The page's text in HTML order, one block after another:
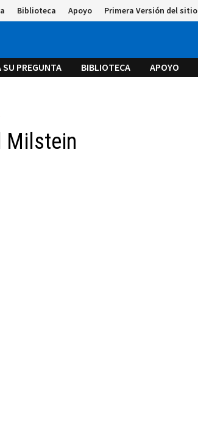
Biblioteca Apoyo Primera Versión del sitio
SU PREGUNTA BIBLIOTECA APOYO
Milstein